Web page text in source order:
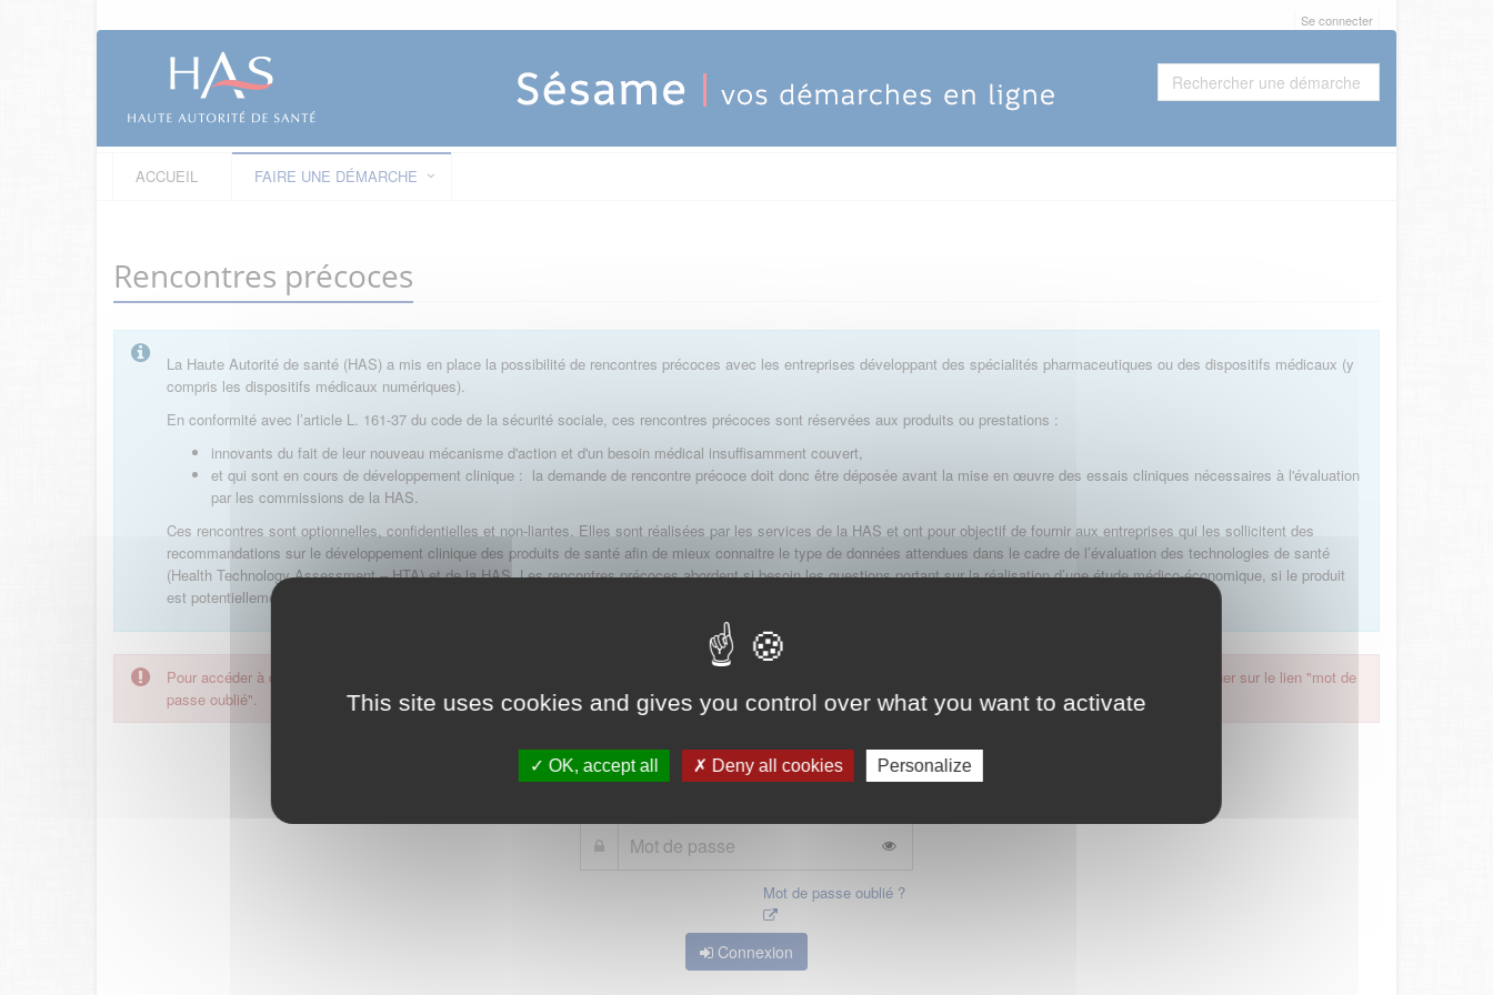
This site uses cookies and gives you control over what you want to activate
OK, accept all Deny all cookies Personalize
Se connecter
ACCUEIL FAIRE UNE DÉMARCHE
Rencontres précoces
La Haute Autorité de santé (HAS) a mis en place la possibilité de rencontres précoces avec les entreprises développant des spécialités pharmaceutiques ou des dispositifs médicaux (y
compris les dispositifs médicaux numériques).
En conformité avec l’article L. 161-37 du code de la sécurité sociale, ces rencontres précoces sont réservées aux produits ou prestations :
innovants du fait de leur nouveau mécanisme d'action et d'un besoin médical insuffisamment couvert,
et qui sont en cours de développement clinique : la demande de rencontre précoce doit donc être déposée avant la mise en œuvre des essais cliniques nécessaires à l'évaluation
par les commissions de la HAS.
Ces rencontres sont optionnelles, confidentielles et non-liantes. Elles sont réalisées par les services de la HAS et ont pour objectif de fournir aux entreprises qui les sollicitent des
recommandations sur le développement clinique des produits de santé afin de mieux connaitre le type de données attendues dans le cadre de l’évaluation des technologies de santé
(Health Technology Assessment – HTA) et de la HAS. Les rencontres précoces abordent si besoin les questions portant sur la réalisation d’une étude médico-économique, si le produit
est potentiellement éligible à l’évaluation médico-économique.
Pour accéder à ce formulaire, merci d'utiliser votre mot de passe d'accès aux applications de la HAS. Dans le cas où vous l'auriez oublié, nous vous invitons à cliquer sur le lien "mot de
passe oublié".
Mot de passe oublié ?
Connexion